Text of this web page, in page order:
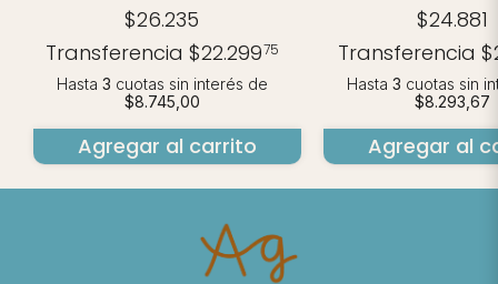
$26.235
Transferencia $22.29975
Hasta 3 cuotas sin interés de
$8.745,00
Agregar al carrito
$24.881
Transferencia
Hasta 3 cuotas sin
$8.293,67
Agregar al